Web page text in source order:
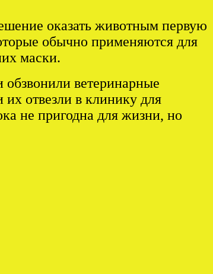
оказать животным первую
обычно применяются для
маски.
ветеринарные
отвезли в клинику для
не пригодна для жизни, но